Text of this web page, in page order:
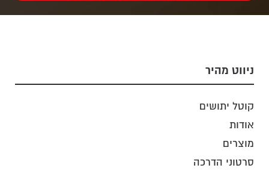
ניווט מהיר
קוטל יתושים
אודות
מוצרים
סרטוני הדרכה